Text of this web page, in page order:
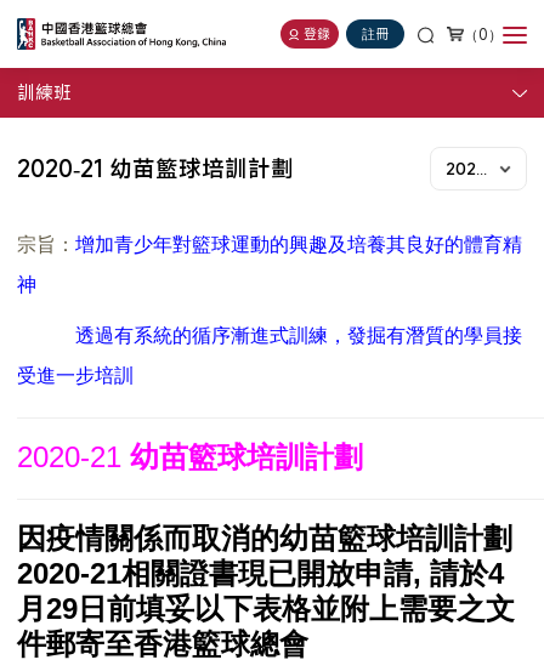
登錄 註冊 （0）
訓練班
2020-21 幼苗籃球培訓計劃 2020-21年度
宗旨：增加青少年對籃球運動的興趣及培養其良好的體育精
神
透過有系統的循序漸進式訓練，發掘有潛質的學員接
受進一步培訓
2020-21幼苗籃球培訓計劃
因疫情關係而取消的幼苗籃球培訓計劃
2020-21相關證書現已開放申請, 請於4
月29日前填妥以下表格並附上需要之文
件郵寄至香港籃球總會